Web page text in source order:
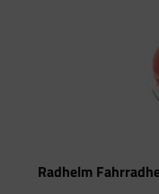
Radhelm